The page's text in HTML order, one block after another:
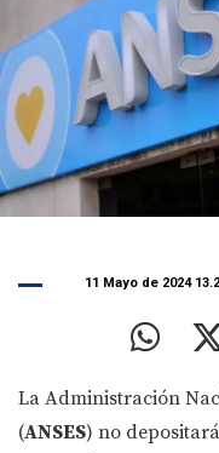
11 Mayo de 2024
La Administración
(ANSES) no